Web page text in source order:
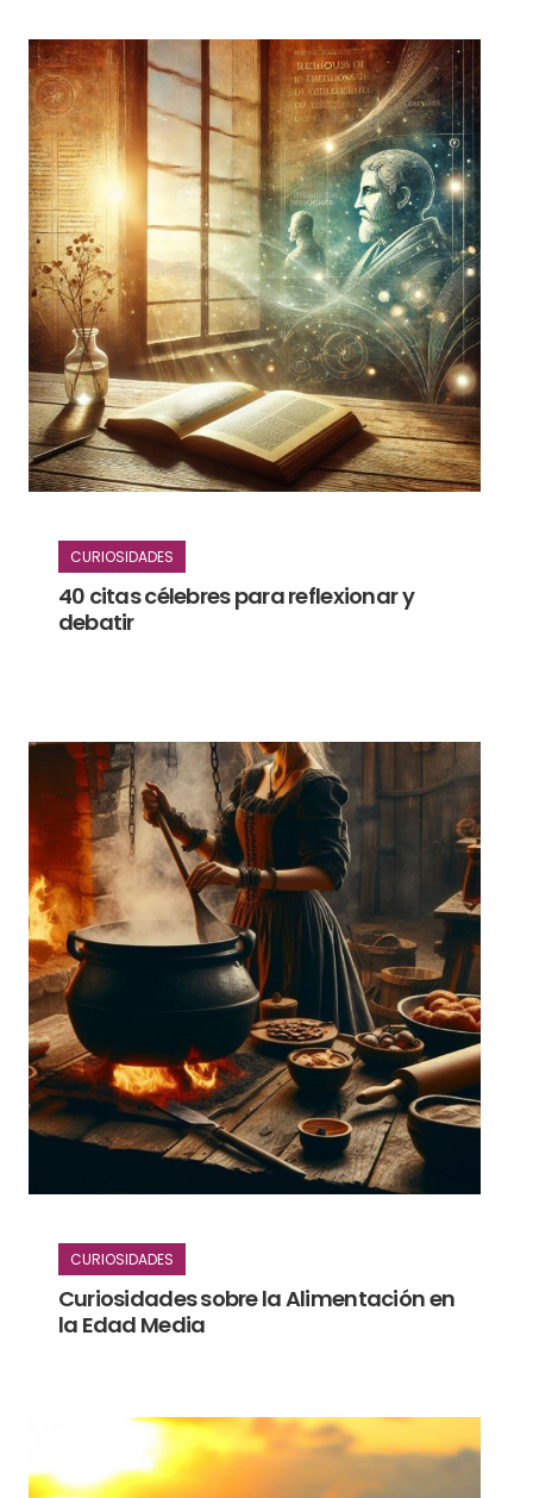
CURIOSIDADES
40 citas célebres para reflexionar y
debatir
CURIOSIDADES
Curiosidades sobre la Alimentación en
la Edad Media